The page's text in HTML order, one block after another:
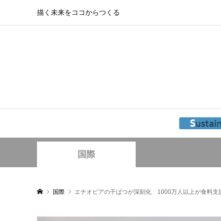
描く未来をココからつくる
国際
国際 エチオピアの干ばつが深刻化 1000万人以上が食料支